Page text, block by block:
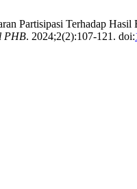
Partisipasi Terhadap
PHB. 2024;2(2):107-121. doi: